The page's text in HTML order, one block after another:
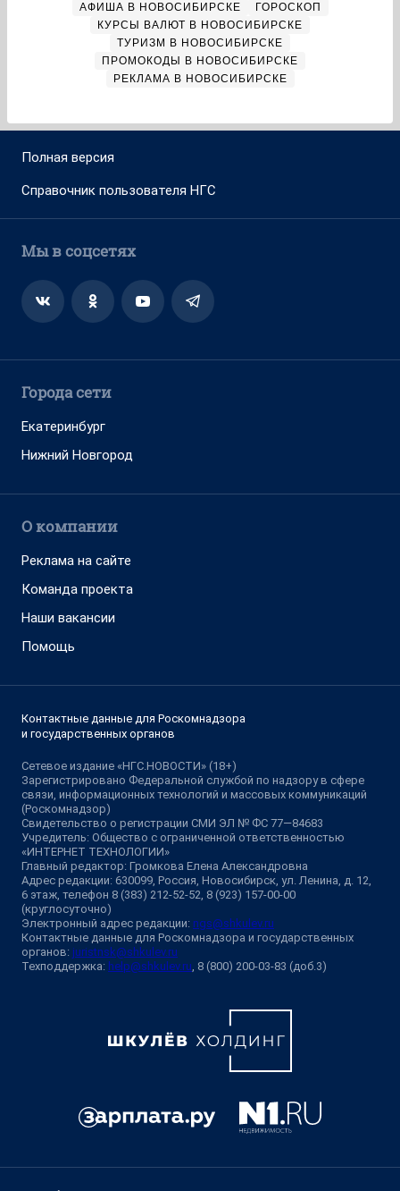
АФИША В НОВОСИБИРСКЕ
ГОРОСКОП
КУРСЫ ВАЛЮТ В НОВОСИБИРСКЕ
ТУРИЗМ В НОВОСИБИРСКЕ
ПРОМОКОДЫ В НОВОСИБИРСКЕ
РЕКЛАМА В НОВОСИБИРСКЕ
Полная версия
Справочник пользователя НГС
Мы в соцсетях
Города сети
Екатеринбург
Нижний Новгород
О компании
Реклама на сайте
Команда проекта
Наши вакансии
Помощь
Контактные данные для Роскомнадзора
и государственных органов
Сетевое издание «НГС.НОВОСТИ» (18+)
Зарегистрировано Федеральной службой по надзору в сфере
связи, информационных технологий и массовых коммуникаций
(Роскомнадзор)
Свидетельство о регистрации СМИ ЭЛ № ФС 77—84683
Учредитель: Общество с ограниченной ответственностью
«ИНТЕРНЕТ ТЕХНОЛОГИИ»
Главный редактор: Громкова Елена Александровна
Адрес редакции: 630099, Россия, Новосибирск, ул. Ленина, д. 12,
6 этаж, телефон 8 (383) 212-52-52, 8 (923) 157-00-00
(круглосуточно)
Электронный адрес редакции: ngs@shkulev.ru
Контактные данные для Роскомнадзора и государственных
органов: juristnsk@shkulev.ru
Техподдержка: help@shkulev.ru, 8 (800) 200-03-83 (доб.3)